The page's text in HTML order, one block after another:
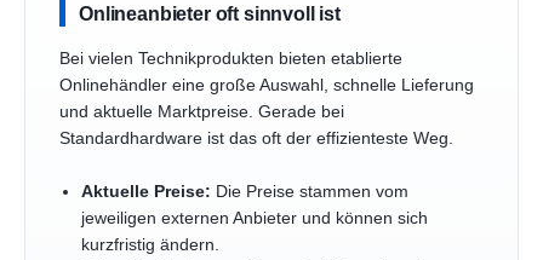
Onlineanbieter oft sinnvoll ist
Bei vielen Technikprodukten bieten etablierte
Onlinehändler eine große Auswahl, schnelle Lieferung
und aktuelle Marktpreise. Gerade bei
Standardhardware ist das oft der effizienteste Weg.
Aktuelle Preise: Die Preise stammen vom
jeweiligen externen Anbieter und können sich
kurzfristig ändern.